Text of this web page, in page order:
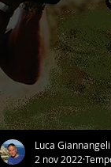
Luca Giannangeli
2 nov 2022